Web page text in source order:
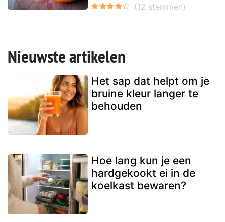
Nieuwste artikelen
Het sap dat helpt om je
bruine kleur langer te
behouden
Hoe lang kun je een
hardgekookt ei in de
koelkast bewaren?